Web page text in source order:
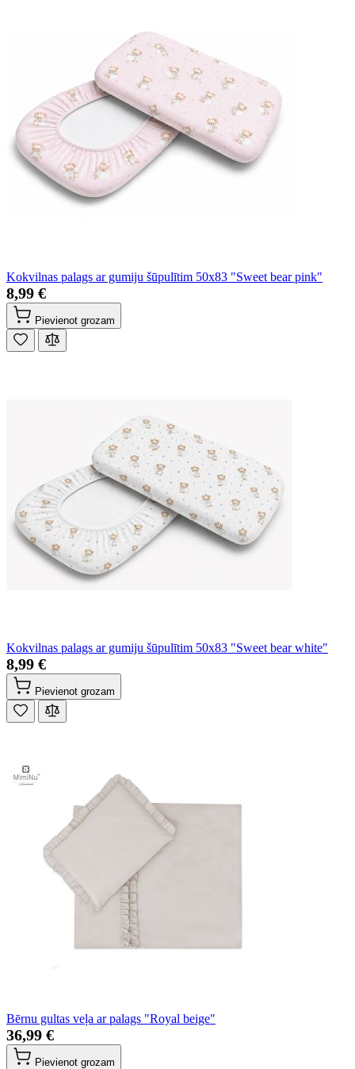
Kokvilnas palags ar gumiju šūpulītim 50x83 "Sweet bear pink"
8,99 €
Pievienot grozam
Kokvilnas palags ar gumiju šūpulītim 50x83 "Sweet bear white"
8,99 €
Pievienot grozam
Bērnu gultas veļa ar palags "Royal beige"
36,99 €
Pievienot grozam